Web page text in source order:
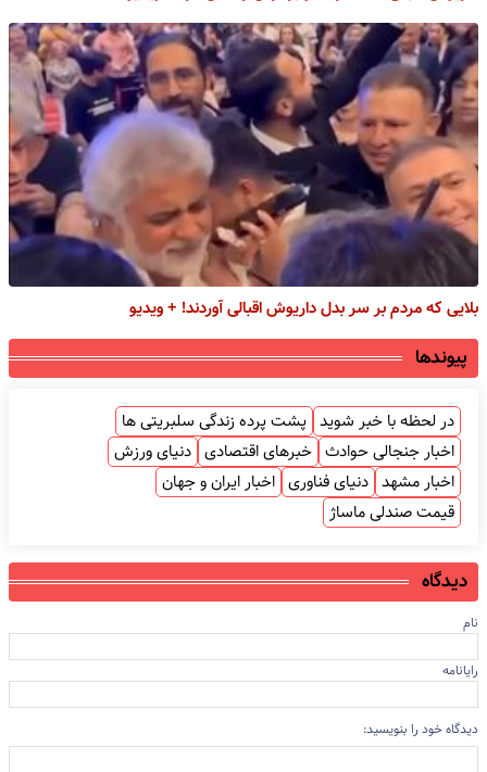
بلایی که مردم بر سر بدل داریوش اقبالی آوردند! + ویدیو
پیوندها
در لحظه با خبر شوید پشت پرده زندگی سلبریتی ها
اخبار جنجالی حوادث خبرهای اقتصادی دنیای ورزش
اخبار مشهد دنیای فناوری اخبار ایران و جهان
قیمت صندلی ماساژ
دیدگاه
نام
رایانامه
دیدگاه خود را بنویسید: